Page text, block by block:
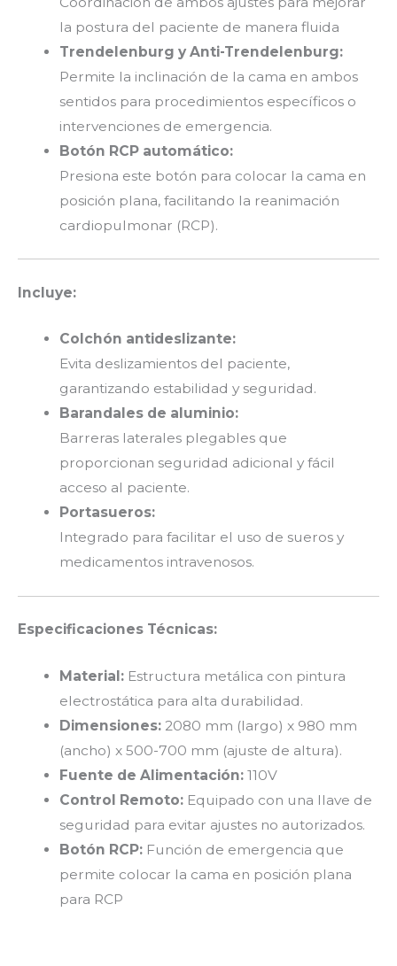
la postura del paciente de manera fluida
Trendelenburg y Anti-Trendelenburg:
Permite la inclinación de la cama en ambos
sentidos para procedimientos específicos o
intervenciones de emergencia.
Botón RCP automático:
Presiona este botón para colocar la cama en
posición plana, facilitando la reanimación
cardiopulmonar (RCP).
Incluye:
Colchón antideslizante:
Evita deslizamientos del paciente,
garantizando estabilidad y seguridad.
Barandales de aluminio:
Barreras laterales plegables que
proporcionan seguridad adicional y fácil
acceso al paciente.
Portasueros:
Integrado para facilitar el uso de sueros y
medicamentos intravenosos.
Especificaciones Técnicas:
Material:Estructura metálica con pintura
electrostática para alta durabilidad.
Dimensiones:2080 mm (largo) x 980 mm
(ancho) x 500-700 mm (ajuste de altura).
Fuente de Alimentación:110V
Control Remoto:Equipado con una llave de
seguridad para evitar ajustes no autorizados.
Botón RCP:Función de emergencia que
permite colocar la cama en posición plana
para RCP